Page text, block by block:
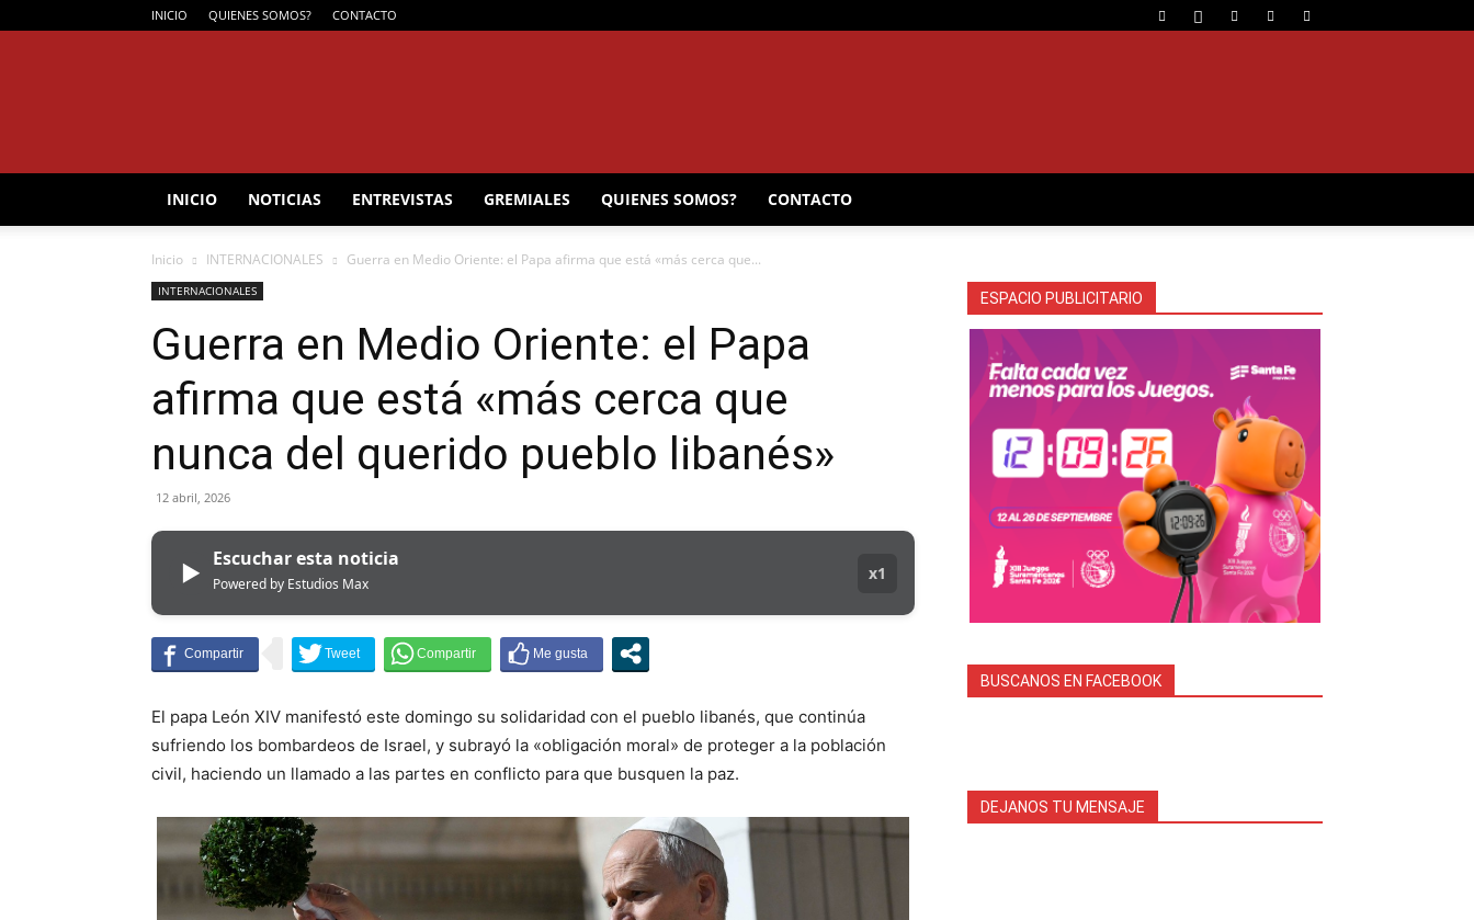
INICIO QUIENES SOMOS? CONTACTO
EL
INICIO NOTICIAS ENTREVISTAS GREMIALES QUIENES SOMOS? CONTACTO
Inicio INTERNACIONALES Guerra en Medio Oriente: el Papa afirma que está «más cerca que...
INTERNACIONALES
Guerra en Medio Oriente: el Papa
afirma que está «más cerca que
nunca del querido pueblo libanés»
12 abril, 2026
▶ Escuchar esta noticia
Powered by Estudios Max
x1
El papa León XIV manifestó este domingo su solidaridad con el pueblo libanés, que continúa
sufriendo los bombardeos de Israel, y subrayó la «obligación moral» de proteger a la población
civil, haciendo un llamado a las partes en conflicto para que busquen la paz.
ESPACIO PUBLICITARIO
BUSCANOS EN FACEBOOK
DEJANOS TU MENSAJE